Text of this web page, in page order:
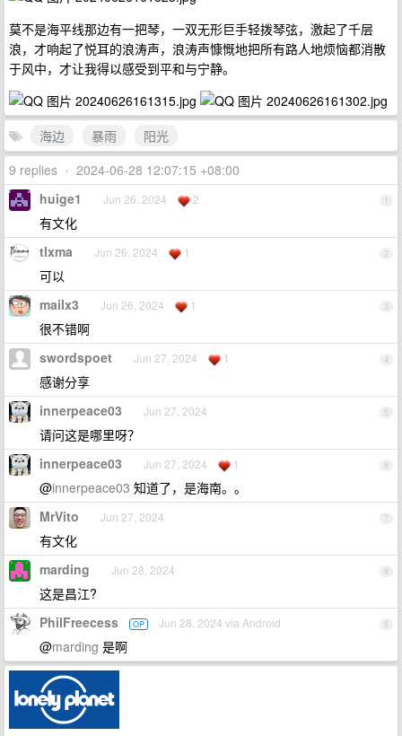
莫不是海平线那边有一把琴，一双无形巨手轻拨琴弦，激起了千层
浪，才响起了悦耳的浪涛声，浪涛声慷慨地把所有路人地烦恼都消散
于风中，才让我得以感受到平和与宁静。
海边 暴雨
阳光
9 replies • 2024-06-28 12:07:15 +08:00
1
huige1 Jun 26, 2024 2
有文化
2
tlxma Jun 26, 2024 1
可以
3
mailx3 Jun 26, 2024 1
很不错啊
4
swordspoet Jun 27, 2024 1
感谢分享
5
innerpeace03 Jun 27, 2024
请问这是哪里呀？
6
innerpeace03 Jun 27, 2024 1
@innerpeace03 知道了，是海南。。
7
MrVito Jun 27, 2024
有文化
8
marding Jun 28, 2024
这是昌江?
9
PhilFreecess OP Jun 28, 2024 via Android
@marding 是啊